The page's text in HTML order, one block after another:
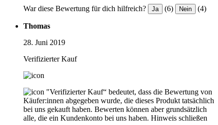
War diese Bewertung für dich hilfreich? Ja (6) Nein (4)
Thomas
28. Juni 2019
Verifizierter Kauf
"Verifizierter Kauf“ bedeutet, dass die Bewertung von
Käufer:innen abgegeben wurde, die dieses Produkt tatsächlich
bei uns gekauft haben. Bewerten können aber grundsätzlich
alle, die ein Kundenkonto bei uns haben. Hinweis schließen